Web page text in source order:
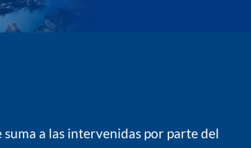
a las intervenidas por parte del